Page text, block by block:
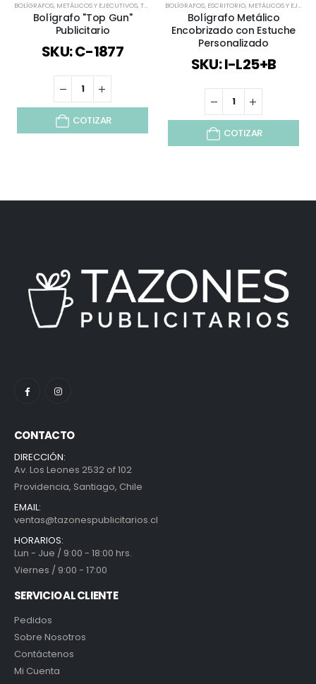
BOLÍGRAFOS, METÁLICOS Y EJECUTIVOS,TODOS
Bolígrafo "Top Gun"
Publicitario
SKU: C-1877
COTIZAR
BOLÍGRAFOS, ESCRITORIO, METÁLICOS Y EJECUTIVOS
Bolígrafo Metálico
Encobrizado con Estuche
Personalizado
SKU: I-L25+B
COTIZAR
CONTACTO
DIRECCIÓN:
Av. Los Leones 2532 of 102
Providencia, Santiago, Chile
EMAIL:
ventas@tazonespublicitarios.cl
HORARIOS:
Lun - Jue / 9:00 - 18:00 hrs.
Viernes / 9:00 - 17:00
SERVICIO AL CLIENTE
Pedidos
Sobre Nosotros
Contáctenos
Mi Cuenta